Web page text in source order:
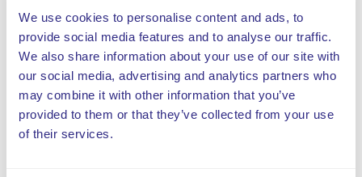
We use cookies to personalise content and ads, to
provide social media features and to analyse our traffic.
We also share information about your use of our site with
our social media, advertising and analytics partners who
may combine it with other information that you’ve
provided to them or that they’ve collected from your use
of their services.